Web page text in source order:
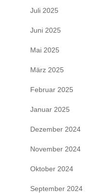
Juli 2025
Juni 2025
Mai 2025
März 2025
Februar 2025
Januar 2025
Dezember 2024
November 2024
Oktober 2024
September 2024